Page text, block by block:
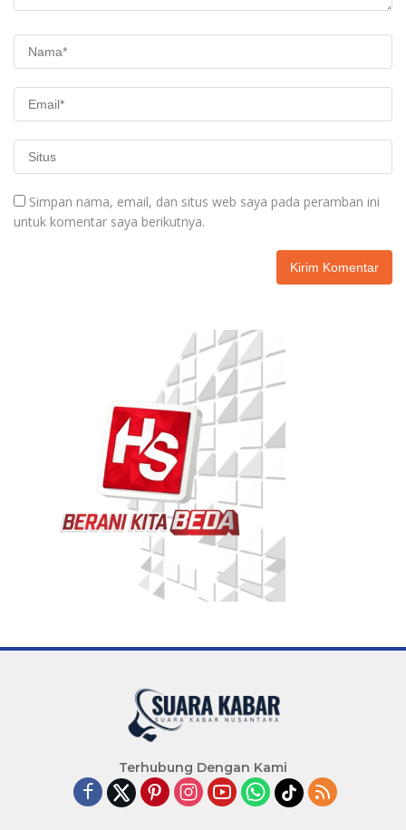
Simpan nama, email, dan situs web saya pada peramban ini
untuk komentar saya berikutnya.
Terhubung Dengan Kami